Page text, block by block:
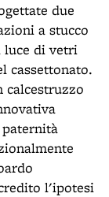
due
a stucco
luce di vetri
cassettonato.
l'ipotesi